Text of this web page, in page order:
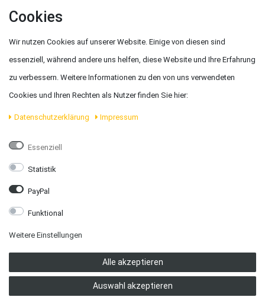
FAQ/HILFE
Karl Amesbichler GmbH
Email:office@amesbichler.com
MO, DI, MI und FR:
9.00 bis 11.45 Uhr
Cookies
Wir nutzen Cookies auf unserer Website. Einige von diesen sind
essenziell, während andere uns helfen, diese Website und Ihre Erfahrung
zu verbessern. Weitere Informationen zu den von uns verwendeten
Cookies und Ihren Rechten als Nutzer finden Sie hier:
Daten­schutz­erklärung Impressum
Essenziell
Statistik
PayPal
Funktional
Weitere Einstellungen
Alle akzeptieren
Auswahl akzeptieren